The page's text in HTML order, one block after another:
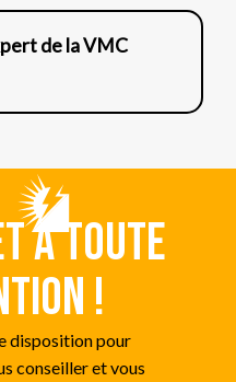
de la VMC
a toute
!
disposition pour
conseiller et vous